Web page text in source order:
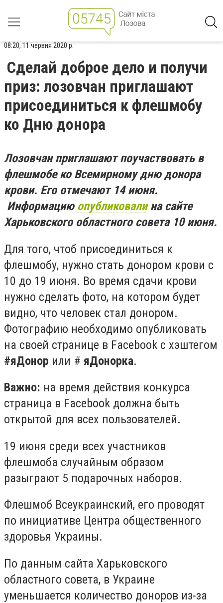
08:20, 11 червня 2020 р.
Сделай доброе дело и получи
приз: лозовчан приглашают
присоединиться к флешмобу
ко Дню донора
Лозовчан приглашают поучаствовать в
флешмобе ко Всемирному дню донора
крови. Его отмечают 14 июня.
Информацию опубликовалина сайте
Харьковского областного совета 10 июня.
Для того, чтоб присоединиться к
флешмобу, нужно стать донором крови с
10 до 19 июня. Во время сдачи крови
нужно сделать фото, на котором будет
видно, что человек стал донором.
Фотографию необходимо опубликовать
на своей странице в Facebook с хэштегом
#яДонор или # яДонорка.
Важно: на время действия конкурса
страница в Facebook должна быть
открытой для всех пользователей.
19 июня среди всех участников
флешмоба случайным образом
разыграют 5 подарочных наборов.
Флешмоб Всеукраинский, его проводят
по инициативе Центра общественного
здоровья Украины.
По данным сайта Харьковского
областного совета, в Украине
уменьшается количество доноров из-за